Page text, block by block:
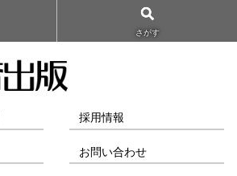
さがす
採用情報
お問い合わせ